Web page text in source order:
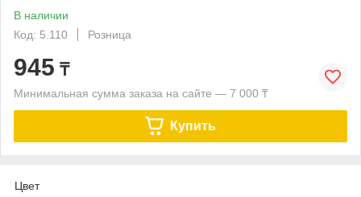
В наличии
Код: 5.110
Розница
945 ₸
Минимальная сумма заказа на сайте — 7 000 ₸
Купить
Цвет